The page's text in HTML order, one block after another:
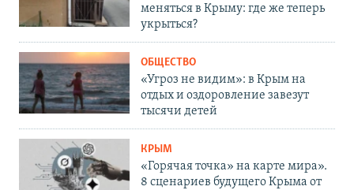
меняться в Крыму: где же теперь
укрыться?
ОБЩЕСТВО
«Угроз не видим»: в Крым на
отдых и оздоровление завезут
тысячи детей
КРЫМ
«Горячая точка» на карте мира».
8 сценариев будущего Крыма от